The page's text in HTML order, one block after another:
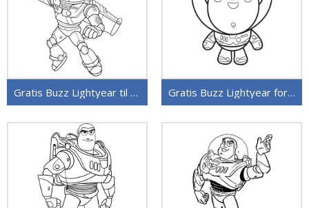
Gratis Buzz Lightyear til Utskrift Gratis Buzz Lightyear for Barn